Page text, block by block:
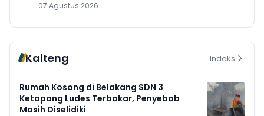
07 Agustus 2026
Kalteng Indeks
Rumah Kosong di Belakang SDN 3
Ketapang Ludes Terbakar, Penyebab
Masih Diselidiki